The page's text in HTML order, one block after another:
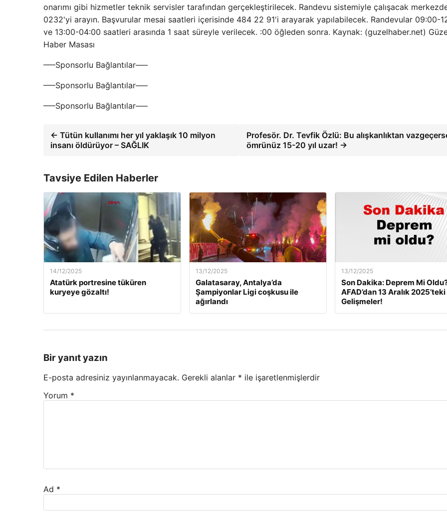
onarımı gibi hizmetler teknik servisler tarafından gerçekleştirilecek. Randevu sistemiyle çalışacak
0232'yi arayın. Başvurular mesai saatleri içerisinde 484 22 91'i arayarak yapılabilecek. Randevular 09:00-
ve 13:00-04:00 saatleri arasında 1 saat süreyle verilecek. :00 öğleden sonra. Kaynak: (guzelhaber.net)
Haber Masası
—–Sponsorlu Bağlantılar—–
—–Sponsorlu Bağlantılar—–
—–Sponsorlu Bağlantılar—–
← Tütün kullanımı her yıl yaklaşık 10 milyon
insanı öldürüyor – SAĞLIK
Profesör. Dr. Tevfik Özlü: Bu alışkanlıktan
ömrünüz 15-20 yıl uzar! →
Tavsiye Edilen Haberler
14/12/2025
Atatürk portresine tüküren
kuryeye gözaltı!
13/12/2025
Galatasaray, Antalya’da
Şampiyonlar Ligi coşkusu ile
ağırlandı
13/12/2025
Son Dakika: Deprem Mi
AFAD’dan 13 Aralık
Gelişmeler!
Bir yanıt yazın
E-posta adresiniz yayınlanmayacak. Gerekli alanlar * ile işaretlenmişlerdir
Yorum *
Ad *